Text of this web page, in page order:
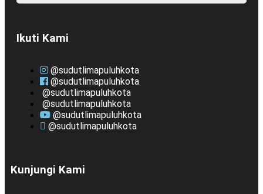
Ikuti Kami
@sudutlimapuluhkota
@sudutlimapuluhkota
@sudutlimapuluhkota
@sudutlimapuluhkota
@sudutlimapuluhkota
@sudutlimapuluhkota
Kunjungi Kami